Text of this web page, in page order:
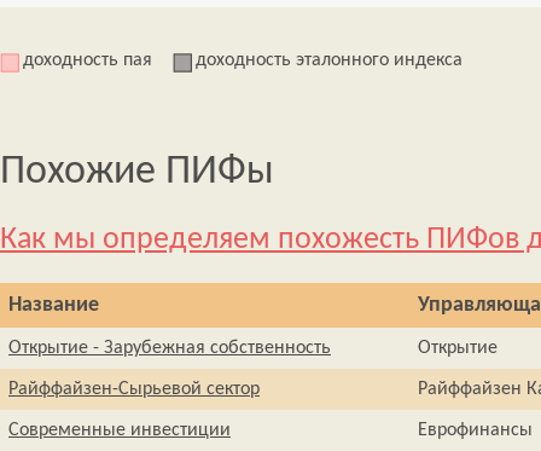
доходность пая доходность эталонного индекса
Похожие ПИФы
Как мы определяем похожесть ПИФов
Название
Открытие - Зарубежная собственность Открытие
Райффайзен-Сырьевой сектор Райффайзен
Современные инвестиции Еврофинансы